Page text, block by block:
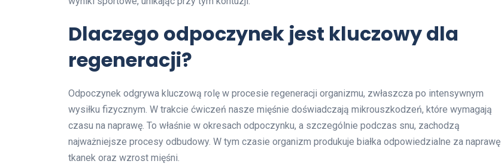
Dlaczego odpoczynek jest kluczowy dla
regeneracji?
Odpoczynek odgrywa kluczową rolę w procesie regeneracji organizmu, zwłaszcza po intensywnym
wysiłku fizycznym. W trakcie ćwiczeń nasze mięśnie doświadczają mikrouszkodzeń, które wymagają
czasu na naprawę. To właśnie w okresach odpoczynku, a szczególnie podczas snu, zachodzą
najważniejsze procesy odbudowy. W tym czasie organizm produkuje białka odpowiedzialne za naprawę
tkanek oraz wzrost mięśni.